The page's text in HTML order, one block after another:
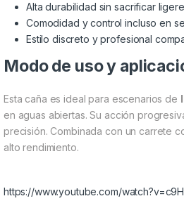
Alta durabilidad sin sacrificar
Comodidad y control incluso en
Estilo discreto y profesional
Modo de uso y
Esta caña es ideal para escenarios de
en aguas abiertas. Su acción
precisión. Combinada con un carrete
alto rendimiento.
https://www.youtube.com/